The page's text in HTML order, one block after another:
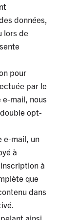
données,
lors de
pour
par le
mail, nous
opt-
e-mail, un
à
à
que
dans
ainsi